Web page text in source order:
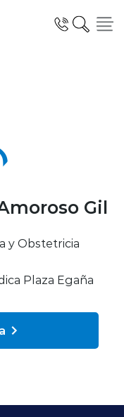
Gil
y Obstetricia
Plaza Egaña